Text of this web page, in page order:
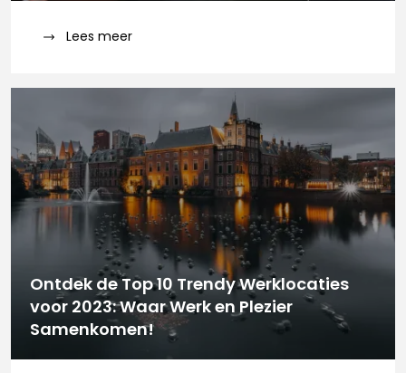
Lees meer
Ontdek de Top 10 Trendy Werklocaties
voor 2023: Waar Werk en Plezier
Samenkomen!